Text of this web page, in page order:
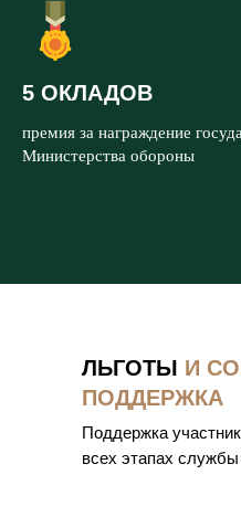
5 ОКЛАДОВ
премия за награждение
Министерства обороны
ЛЬГОТЫ И
ПОДДЕРЖКА
Поддержка
всех этапах